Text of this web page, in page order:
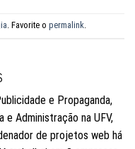
. Favorite o permalink.
e Propaganda,
e Administração na UFV,
de projetos web há